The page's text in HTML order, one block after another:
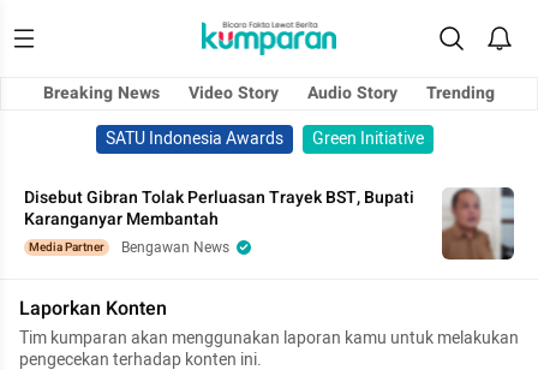
Breaking News Video Story Audio Story
Trending
SATU Indonesia Awards
Green Initiative
Disebut Gibran Tolak Perluasan Trayek BST, Bupati
Karanganyar Membantah
Media Partner Bengawan News
Laporkan Konten
Tim kumparan akan menggunakan laporan kamu untuk melakukan
pengecekan terhadap konten ini.